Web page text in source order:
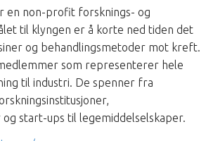
en non-profit forsknings- og
til klyngen er å korte ned tiden det
og behandlingsmetoder mot kreft.
som representerer hele
til industri. De spenner fra
og start-ups til legemiddelselskaper.